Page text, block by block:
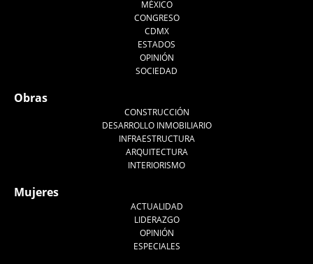
MÉXICO
CONGRESO
CDMX
ESTADOS
OPINIÓN
SOCIEDAD
Obras
CONSTRUCCIÓN
DESARROLLO INMOBILIARIO
INFRAESTRUCTURA
ARQUITECTURA
INTERIORISMO
Mujeres
ACTUALIDAD
LIDERAZGO
OPINIÓN
ESPECIALES